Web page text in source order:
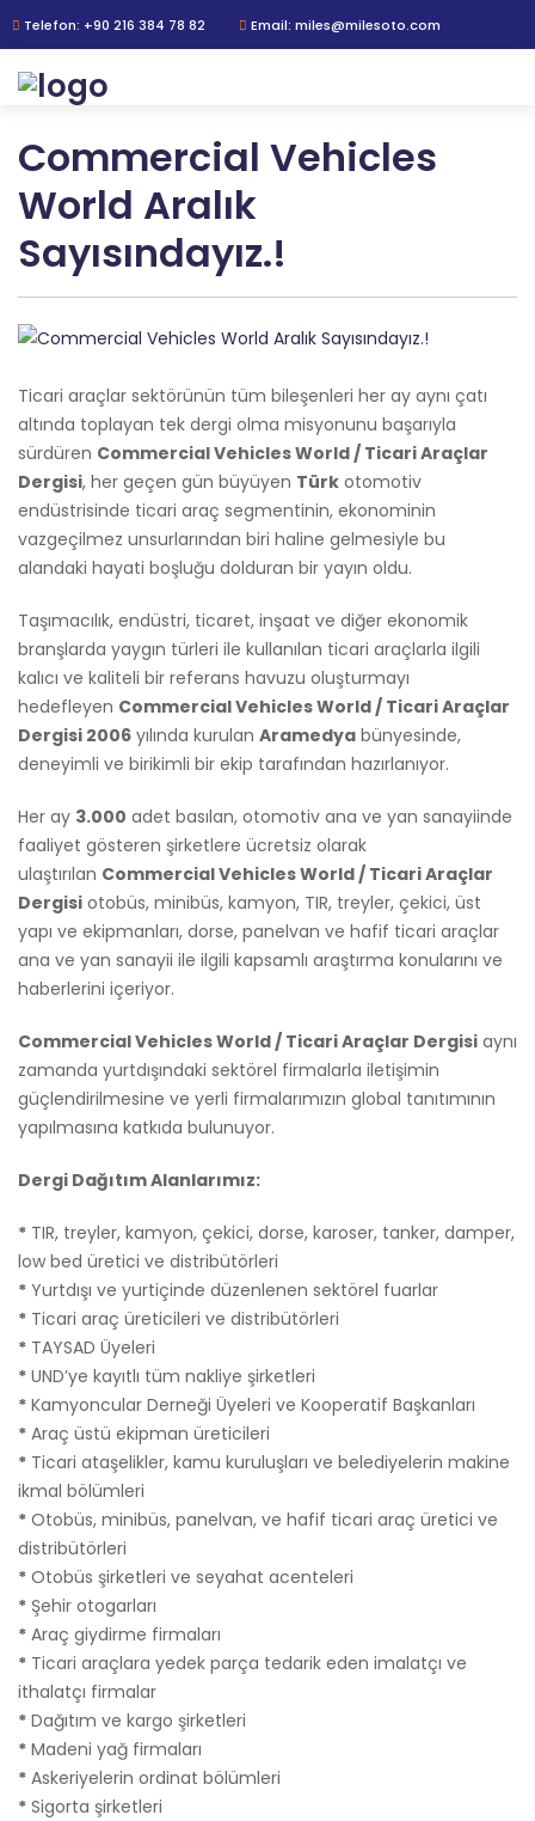
Telefon: +90 216 384 78 82 Email: miles@milesoto.com
Commercial Vehicles
World Aralık
Sayısındayız.!
Ticari araçlar sektörünün tüm bileşenleri her ay aynı çatı
altında toplayan tek dergi olma misyonunu başarıyla
sürdüren Commercial Vehicles World / Ticari Araçlar
Dergisi, her geçen gün büyüyen Türk otomotiv
endüstrisinde ticari araç segmentinin, ekonominin
vazgeçilmez unsurlarından biri haline gelmesiyle bu
alandaki hayati boşluğu dolduran bir yayın oldu.
Taşımacılık, endüstri, ticaret, inşaat ve diğer ekonomik
branşlarda yaygın türleri ile kullanılan ticari araçlarla ilgili
kalıcı ve kaliteli bir referans havuzu oluşturmayı
hedefleyen Commercial Vehicles World / Ticari Araçlar
Dergisi 2006 yılında kurulan Aramedya bünyesinde,
deneyimli ve birikimli bir ekip tarafından hazırlanıyor.
Her ay 3.000 adet basılan, otomotiv ana ve yan sanayiinde
faaliyet gösteren şirketlere ücretsiz olarak
ulaştırılan Commercial Vehicles World / Ticari Araçlar
Dergisi otobüs, minibüs, kamyon, TIR, treyler, çekici, üst
yapı ve ekipmanları, dorse, panelvan ve hafif ticari araçlar
ana ve yan sanayii ile ilgili kapsamlı araştırma konularını ve
haberlerini içeriyor.
Commercial Vehicles World / Ticari Araçlar Dergisi aynı
zamanda yurtdışındaki sektörel firmalarla iletişimin
güçlendirilmesine ve yerli firmalarımızın global tanıtımının
yapılmasına katkıda bulunuyor.
Dergi Dağıtım Alanlarımız:
* TIR, treyler, kamyon, çekici, dorse, karoser, tanker, damper,
low bed üretici ve distribütörleri
* Yurtdışı ve yurtiçinde düzenlenen sektörel fuarlar
* Ticari araç üreticileri ve distribütörleri
* TAYSAD Üyeleri
* UND’ye kayıtlı tüm nakliye şirketleri
* Kamyoncular Derneği Üyeleri ve Kooperatif Başkanları
* Araç üstü ekipman üreticileri
* Ticari ataşelikler, kamu kuruluşları ve belediyelerin makine
ikmal bölümleri
* Otobüs, minibüs, panelvan, ve hafif ticari araç üretici ve
distribütörleri
* Otobüs şirketleri ve seyahat acenteleri
* Şehir otogarları
* Araç giydirme firmaları
* Ticari araçlara yedek parça tedarik eden imalatçı ve
ithalatçı firmalar
* Dağıtım ve kargo şirketleri
* Madeni yağ firmaları
* Askeriyelerin ordinat bölümleri
* Sigorta şirketleri